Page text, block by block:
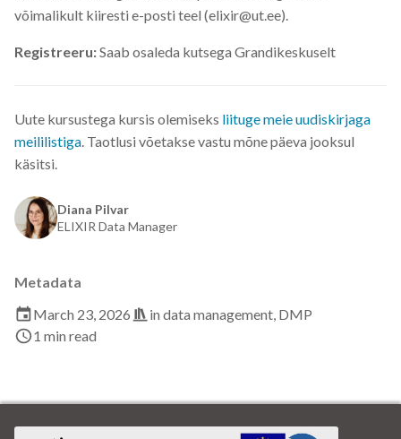
Data analysis
Data visualisation
DataDoi
DisProt
Dworkshop
E-Learning
Diana Pilvar
ELIXIR Data Manager
Metadata
March 23, 2026
in data management, DMP
1 min read
võimalikult kiiresti e-posti teel (elixir@ut.ee).
Registreeru:Saab osaleda kutsega Grandikeskuselt
Uute kursustega kursis olemiseks liituge meie uudiskirjaga
meililistiga. Taotlusi võetakse vastu mõne päeva jooksul
käsitsi.